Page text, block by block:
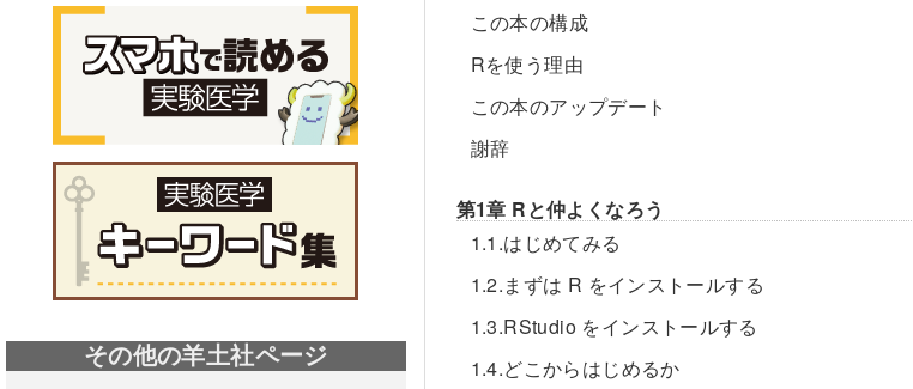
この本の構成
Rを使う理由
この本のアップデート
謝辞
第1章 Rと仲よくなろう
1.1.はじめてみる
1.2.まずは R をインストールする
1.3.RStudio をインストールする
1.4.どこからはじめるか
その他の羊土社ページ